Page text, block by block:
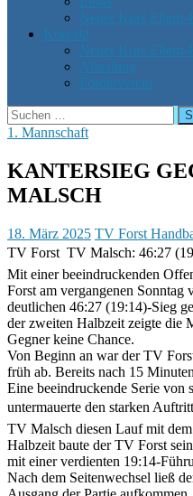
Neuer Kurs
Kontakt
Neuer Kurs
Abteilung
Förderverein
Suchen
nach:
1. Mannschaft
KANTERSIEG
MALSCH
18. März 2025 TV Forst
TV Forst  TV Malsch: 46:27
Mit einer beeindruckenden
Forst am vergangenen
deutlichen 46:27 (19:14)-Sieg
der zweiten Halbzeit zeigte die
Gegner keine Chance.
Von Beginn an war der TV
früh ab. Bereits nach 15
Eine beeindruckende Serie von
untermauerte den starken
TV Malsch diesen Lauf mit
Halbzeit baute der TV Forst
mit einer verdienten 19:14-
Nach dem Seitenwechsel ließ